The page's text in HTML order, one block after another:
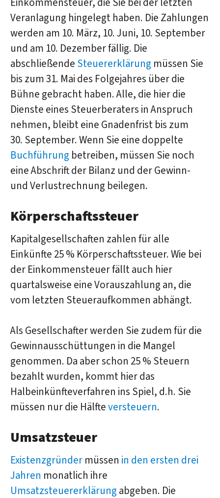
Veranlagung hingelegt haben. Die Zahlungen
werden am 10. März, 10. Juni, 10. September
und am 10. Dezember fällig. Die
abschließende Steuererklärung müssen Sie
bis zum 31. Mai des Folgejahres über die
Bühne gebracht haben. Alle, die hier die
Dienste eines Steuerberaters in Anspruch
nehmen, bleibt eine Gnadenfrist bis zum
30. September. Wenn Sie eine doppelte
Buchführung betreiben, müssen Sie noch
eine Abschrift der Bilanz und der Gewinn-
und Verlustrechnung beilegen.
Körperschaftssteuer
Kapitalgesellschaften zahlen für alle
Einkünfte 25 % Körperschaftssteuer. Wie bei
der Einkommensteuer fällt auch hier
quartalsweise eine Vorauszahlung an, die
vom letzten Steueraufkommen abhängt.
Als Gesellschafter werden Sie zudem für die
Gewinnausschüttungen in die Mangel
genommen. Da aber schon 25 % Steuern
bezahlt wurden, kommt hier das
Halbeinkünfteverfahren ins Spiel, d.h. Sie
müssen nur die Hälfteversteuern.
Umsatzsteuer
Existenzgründermüssen in den ersten drei
Jahren monatlich ihre
Umsatzsteuererklärung abgeben. Die